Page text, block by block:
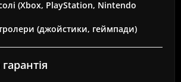
(Xbox, PlayStation, Nintendo
(джойстики, геймпади)